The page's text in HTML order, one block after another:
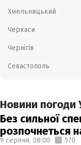
Хмельницький
Черкаси
Чернігів
Севастополь
Новини погоди
Без сильної
розпочнеться
9 серпня, 08:00 570